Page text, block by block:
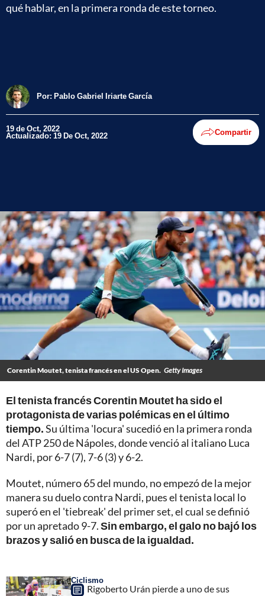
qué hablar, en la primera ronda de este torneo.
Por: Pablo Gabriel Iriarte García
19 de Oct, 2022
Actualizado: 19 De Oct, 2022 Compartir
Corentin Moutet, tenista francés en el US Open. Getty Images
El tenista francés Corentin Moutet ha sido el
protagonista de varias polémicas en el último
tiempo.Su última 'locura' sucedió en la primera ronda
del ATP 250 de Nápoles, donde venció al italiano Luca
Nardi, por 6-7 (7), 7-6 (3) y 6-2.
Moutet, número 65 del mundo, no empezó de la mejor
manera su duelo contra Nardi, pues el tenista local lo
superó en el 'tiebreak' del primer set, el cual se definió
por un apretado 9-7.Sin embargo, el galo no bajó los
brazos y salió en busca de la igualdad.
Ciclismo
Rigoberto Urán pierde a uno de sus